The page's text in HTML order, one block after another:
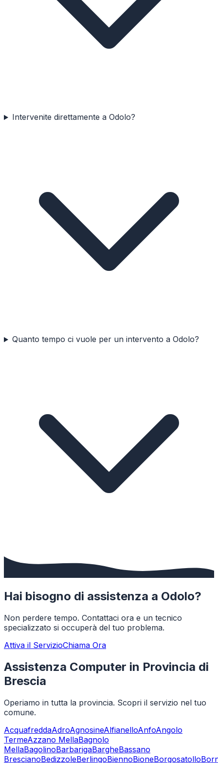
Intervenite direttamente a Odolo?
Quanto tempo ci vuole per un intervento a Odolo?
Hai bisogno di assistenza a Odolo?
Non perdere tempo. Contattaci ora e un tecnico
specializzato si occuperà del tuo problema.
Attiva il ServizioChiama Ora
Assistenza Computer in Provincia di
Brescia
Operiamo in tutta la provincia. Scopri il servizio nel tuo
comune.
AcquafreddaAdroAgnosineAlfianelloAnfoAngolo
TermeAzzano MellaBagnolo
MellaBagolinoBarbarigaBargheBassano
BrescianoBedizzoleBerlingoBiennoBioneBorgosatollo